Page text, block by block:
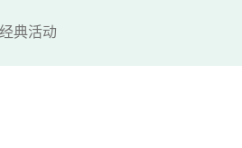
经典活动